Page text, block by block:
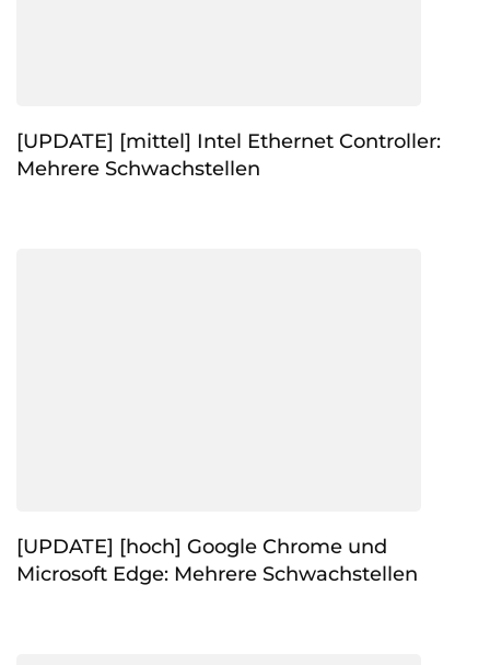
[UPDATE] [mittel] Intel Ethernet Controller:
Mehrere Schwachstellen
[UPDATE] [hoch] Google Chrome und
Microsoft Edge: Mehrere Schwachstellen